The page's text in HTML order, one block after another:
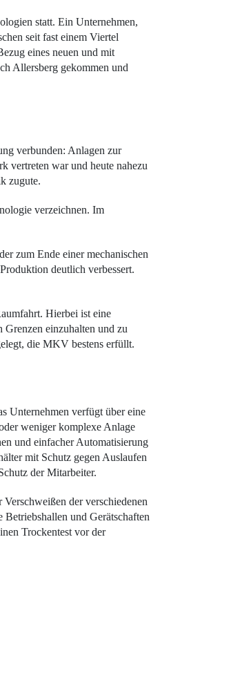
statt. Ein Unternehmen,
seit fast einem Viertel
eines neuen und mit
Allersberg gekommen und
verbunden: Anlagen zur
vertreten war und heute nahezu
zugute.
verzeichnen. Im
zum Ende einer mechanischen
deutlich verbessert.
Hierbei ist eine
einzuhalten und zu
die MKV bestens erfüllt.
Unternehmen verfügt über eine
weniger komplexe Anlage
und einfacher Automatisierung
mit Schutz gegen Auslaufen
der Mitarbeiter.
der verschiedenen
und Gerätschaften
Trockentest vor der